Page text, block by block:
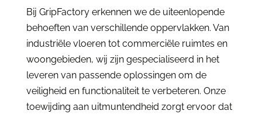
Bij GripFactory erkennen we de uiteenlopende
behoeften van verschillende oppervlakken. Van
industriële vloeren tot commerciële ruimtes en
woongebieden, wij zijn gespecialiseerd in het
leveren van passende oplossingen om de
veiligheid en functionaliteit te verbeteren. Onze
toewijding aan uitmuntendheid zorgt ervoor dat